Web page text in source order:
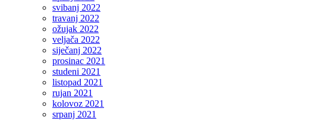
svibanj 2022
travanj 2022
ožujak 2022
veljača 2022
siječanj 2022
prosinac 2021
studeni 2021
listopad 2021
rujan 2021
kolovoz 2021
srpanj 2021